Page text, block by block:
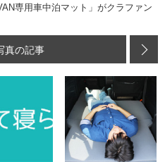
専用車中泊マット」がクラファン
真の記事